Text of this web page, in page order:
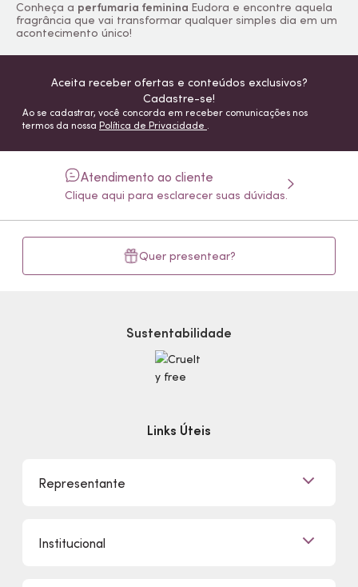
Conheça a perfumaria feminina Eudora e encontre aquela
fragrância que vai transformar qualquer simples dia em um
acontecimento único!
Aceita receber ofertas e conteúdos exclusivos?
Cadastre-se!
Ao se cadastrar, você concorda em receber comunicações nos
termos da nossa Política de Privacidade
Atendimento ao cliente
Clique aqui para esclarecer suas dúvidas.
Quer presentear?
Sustentabilidade
Links Úteis
Representante
Quero Ser Representante
Institucional